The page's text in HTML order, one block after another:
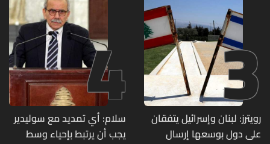
3
رويترز: لبنان وإسرائيل يتفقان
على دول بوسعها إرسال
4
سلام: أي تمديد مع سوليدير
يجب أن يرتبط بإحياء وسط